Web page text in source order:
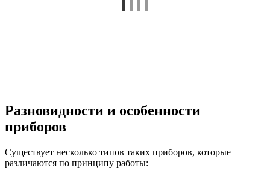
Разновидности и особенности
приборов
Существует несколько типов таких приборов, которые
различаются по принципу работы: